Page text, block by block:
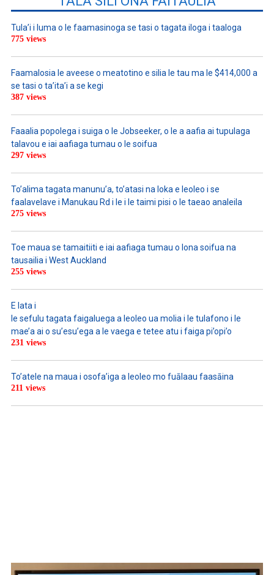
Tula’i i luma o le faamasinoga se tasi o tagata iloga i taaloga
775 views
Faamalosia le aveese o meatotino e silia le tau ma le $414,000 a
se tasi o ta’ita’i a se kegi
387 views
Faaalia popolega i suiga o le Jobseeker, o le a aafia ai tupulaga
talavou e iai aafiaga tumau o le soifua
297 views
To’alima tagata manunu’a, to’atasi na loka e leoleo i se
faalavelave i Manukau Rd i le i le taimi pisi o le taeao analeila
275 views
Toe maua se tamaitiiti e iai aafiaga tumau o lona soifua na
tausailia i West Auckland
255 views
E lata i
le sefulu tagata faigaluega a leoleo ua molia i le tulafono i le
mae’a ai o su’esu’ega a le vaega e tetee atu i faiga pi’opi’o
231 views
To’atele na maua i osofa’iga a leoleo mo fuālaau faasāina
211 views